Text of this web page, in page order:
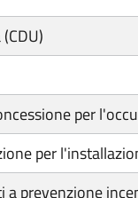
per
per
prevenzione